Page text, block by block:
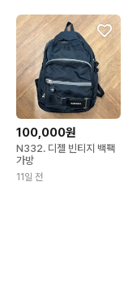
100,000원
N332. 디젤 빈티지 백팩
가방
11일 전